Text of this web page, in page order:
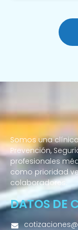
Somos una
Prevención,
profesionales
como prioridad
colaboradores.
DATOS DE